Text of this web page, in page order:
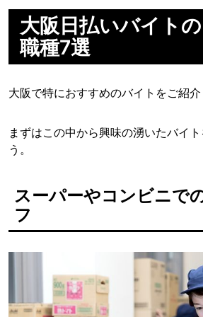
大阪日払いバイト
職種7選
大阪で特におすすめのバイトをご紹介
まずはこの中から興味の湧いたバイ
う。
スーパーやコンビニで
フ